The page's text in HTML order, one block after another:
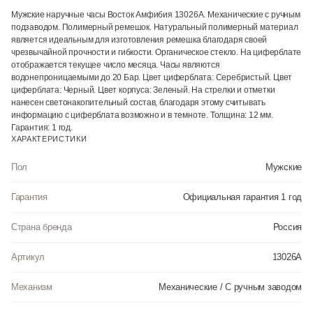
Мужские наручные часы Восток Амфибия 13026А. Механические с ручным
подзаводом. Полимерный ремешок. Натуральный полимерный материал
является идеальным для изготовления ремешка благодаря своей
чрезвычайной прочности и гибкости. Органическое стекло. На циферблате
отображается текущее число месяца. Часы являются
водонепроницаемыми до 20 Бар. Цвет циферблата: Серебристый. Цвет
циферблата: Черный. Цвет корпуса: Зеленый. На стрелки и отметки
нанесен светонакопительный состав, благодаря этому считывать
информацию с циферблата возможно и в темноте. Толщина: 12 мм.
Гарантия: 1 год.
ХАРАКТЕРИСТИКИ
Пол Мужские
Гарантия Официальная гарантия 1 год
Страна бренда Россия
Артикул 13026А
Механизм Механические / С ручным заводом